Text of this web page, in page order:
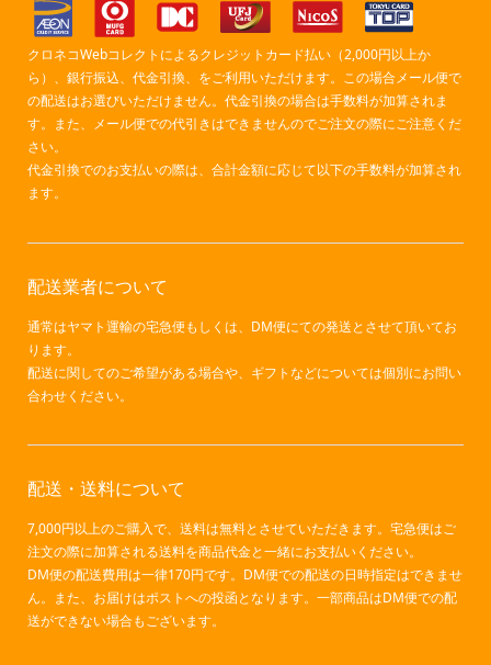
クロネコWebコレクトによるクレジットカード払い（2,000円以上か
ら）、銀行振込、代金引換、をご利用いただけます。この場合メール便で
の配送はお選びいただけません。代金引換の場合は手数料が加算されま
す。また、メール便での代引きはできませんのでご注文の際にご注意くだ
さい。
代金引換でのお支払いの際は、合計金額に応じて以下の手数料が加算され
ます。
配送業者について
通常はヤマト運輸の宅急便もしくは、DM便にての発送とさせて頂いてお
ります。
配送に関してのご希望がある場合や、ギフトなどについては個別にお問い
合わせください。
配送・送料について
7,000円以上のご購入で、送料は無料とさせていただきます。宅急便はご
注文の際に加算される送料を商品代金と一緒にお支払いください。
DM便の配送費用は一律170円です。DM便での配送の日時指定はできませ
ん。また、お届けはポストへの投函となります。一部商品はDM便での配
送ができない場合もございます。